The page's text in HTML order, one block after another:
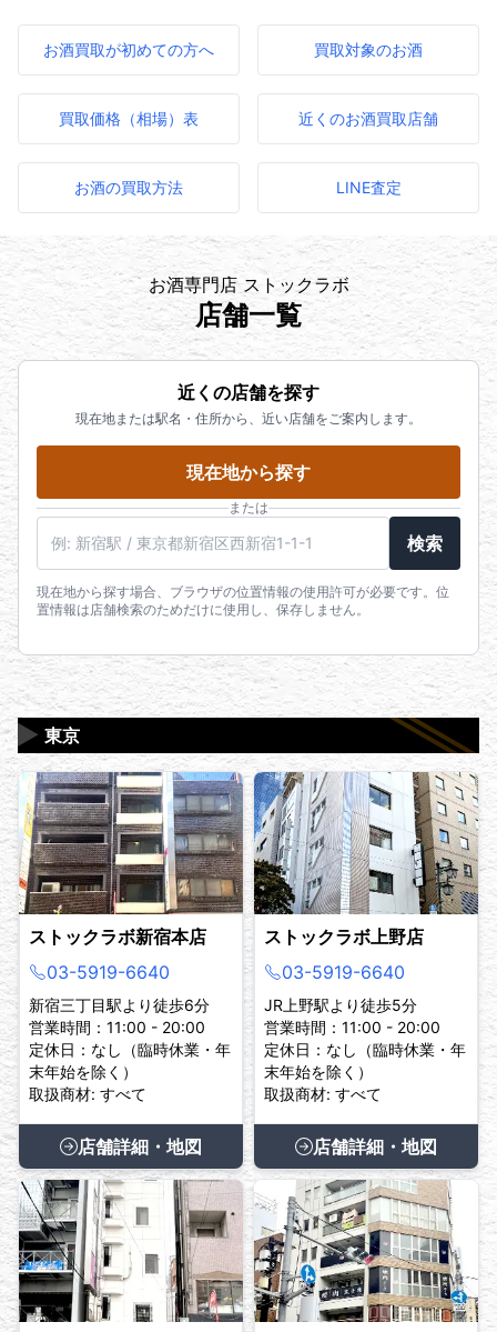
お酒買取が初めての方へ 買取対象のお酒
買取価格（相場）表 近くのお酒買取店舗
お酒の買取方法 LINE査定
お酒専門店 ストックラボ
店舗一覧
近くの店舗を探す
現在地または駅名・住所から、近い店舗をご案内します。
現在地から探す
または
検索
現在地から探す場合、ブラウザの位置情報の使用許可が必要です。位
置情報は店舗検索のためだけに使用し、保存しません。
東京
▶
ストックラボ新宿本店
03-5919-6640
新宿三丁目駅より徒歩6分
営業時間：11:00 - 20:00
定休日：なし（臨時休業・年
末年始を除く）
取扱商材: すべて
店舗詳細・地図
ストックラボ上野店
03-5919-6640
JR上野駅より徒歩5分
営業時間：11:00 - 20:00
定休日：なし（臨時休業・年
末年始を除く）
取扱商材: すべて
店舗詳細・地図